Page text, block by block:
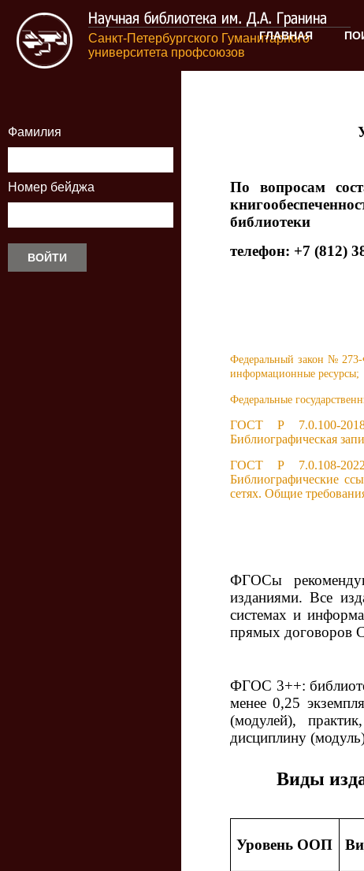
Научная библиотека им. Д.А. Гранина
Санкт-Петербургского Гуманитарного
университета профсоюзов
ГЛАВНАЯ
Фамилия
Номер бейджа
По вопросам
библиотеки
телефон: +7 (812)
Федеральный закон № 273-
информационные ресурсы;
Федеральные
ГОСТ Р 7.0.100-
Библиографическая
ГОСТ Р 7.0.108-
Библиографические
сетях. Общие
ФГОСы
изданиями. Все
системах и
прямых договоров
ФГОС 3++:
менее 0,25
(модулей),
дисциплину
Виды
Уровень ООП